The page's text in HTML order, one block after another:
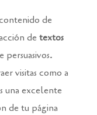
de
detextos
visitas como a
una excelente
de tu página